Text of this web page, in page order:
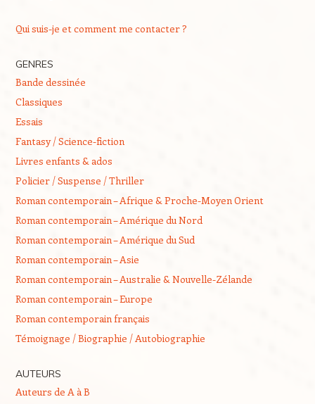
Qui suis-je et comment me contacter ?
GENRES
Bande dessinée
Classiques
Essais
Fantasy / Science-fiction
Livres enfants & ados
Policier / Suspense / Thriller
Roman contemporain – Afrique & Proche-Moyen Orient
Roman contemporain – Amérique du Nord
Roman contemporain – Amérique du Sud
Roman contemporain – Asie
Roman contemporain – Australie & Nouvelle-Zélande
Roman contemporain – Europe
Roman contemporain français
Témoignage / Biographie / Autobiographie
AUTEURS
Auteurs de A à B